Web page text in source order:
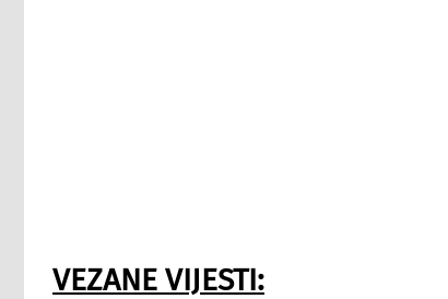
VEZANE VIJESTI: